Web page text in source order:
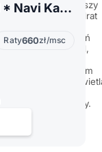
Hyundai ix35 2.0 CRDI 184KM * Navi Kamera LED Półskóra Parktronik Tempomat * UNIKAT
Raty660zł/msc